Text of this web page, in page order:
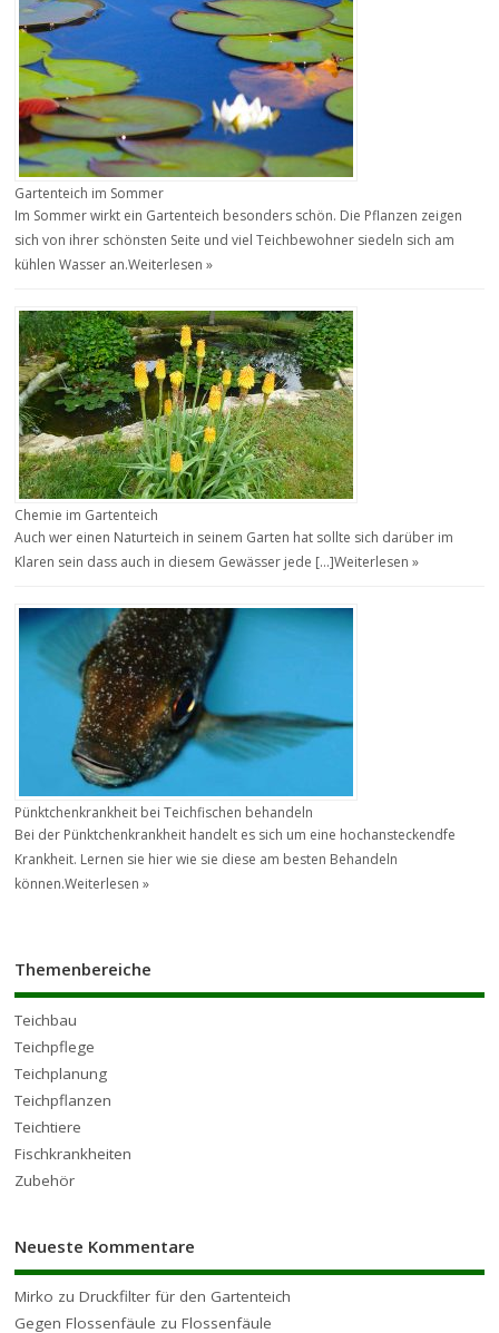
Gartenteich im Sommer
Im Sommer wirkt ein Gartenteich besonders schön. Die Pflanzen zeigen
sich von ihrer schönsten Seite und viel Teichbewohner siedeln sich am
kühlen Wasser an.Weiterlesen »
Chemie im Gartenteich
Auch wer einen Naturteich in seinem Garten hat sollte sich darüber im
Klaren sein dass auch in diesem Gewässer jede […]Weiterlesen »
Pünktchenkrankheit bei Teichfischen behandeln
Bei der Pünktchenkrankheit handelt es sich um eine hochansteckendfe
Krankheit. Lernen sie hier wie sie diese am besten Behandeln
können.Weiterlesen »
Themenbereiche
Teichbau
Teichpflege
Teichplanung
Teichpflanzen
Teichtiere
Fischkrankheiten
Zubehör
Neueste Kommentare
Mirko zuDruckfilter für den Gartenteich
Gegen Flossenfäule zuFlossenfäule